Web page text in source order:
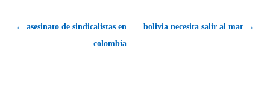
← asesinato de sindicalistas en
colombia
bolivia necesita salir al mar →